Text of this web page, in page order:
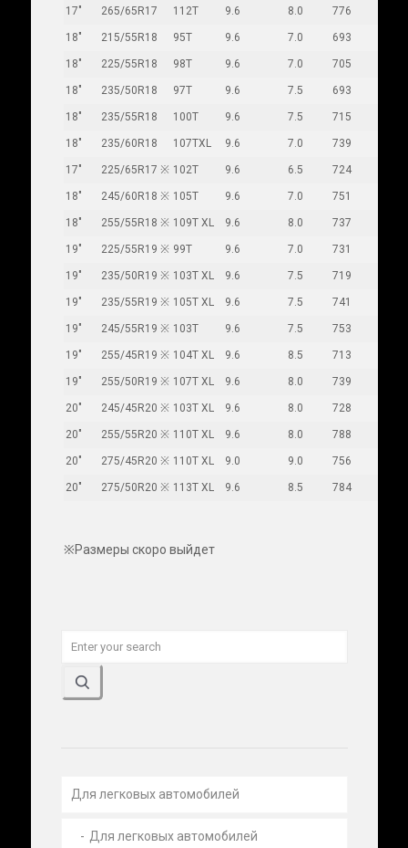
17" 265/65R17 112T 9.6 8.0 776
18" 215/55R18 95T 9.6 7.0 693
18" 225/55R18 98T 9.6 7.0 705
18" 235/50R18 97T 9.6 7.5 693
18" 235/55R18 100T 9.6 7.5 715
18" 235/60R18 107TXL 9.6 7.0 739
17" 225/65R17 ※ 102T 9.6 6.5 724
18" 245/60R18 ※ 105T 9.6 7.0 751
18" 255/55R18 ※ 109T XL 9.6 8.0 737
19" 225/55R19 ※ 99T 9.6 7.0 731
19" 235/50R19 ※ 103T XL 9.6 7.5 719
19" 235/55R19 ※ 105T XL 9.6 7.5 741
19" 245/55R19 ※ 103T 9.6 7.5 753
19" 255/45R19 ※ 104T XL 9.6 8.5 713
19" 255/50R19 ※ 107T XL 9.6 8.0 739
20" 245/45R20 ※ 103T XL 9.6 8.0 728
20" 255/55R20 ※ 110T XL 9.6 8.0 788
20" 275/45R20 ※ 110T XL 9.0 9.0 756
20" 275/50R20 ※ 113T XL 9.6 8.5 784
※Размеры скоро выйдет
Для легковых автомобилей
Для легковых автомобилей